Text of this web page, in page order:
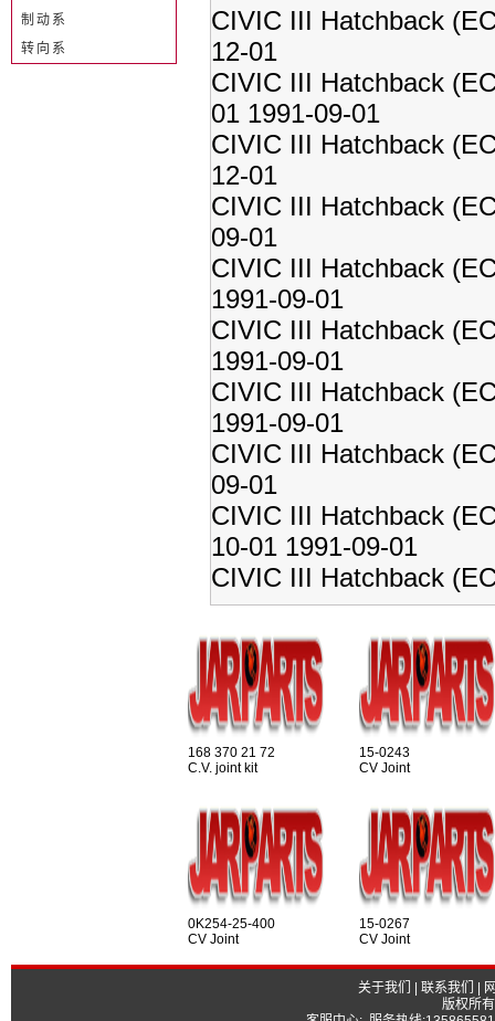
CIVIC III Hatchback
12-01
CIVIC III Hatchback
01 1991-09-01
CIVIC III Hatchback
12-01
CIVIC III Hatchback
09-01
CIVIC III Hatchback
1991-09-01
CIVIC III Hatchback
1991-09-01
CIVIC III Hatchback
1991-09-01
CIVIC III Hatchback
09-01
CIVIC III Hatchback
10-01 1991-09-01
CIVIC III Hatchback
168 370 21 72
C.V. joint kit
15-0243
CV Joint
0K254-25-400
CV Joint
15-0267
CV Joint
制动系
转向系
关于我们 联系我们
版权所